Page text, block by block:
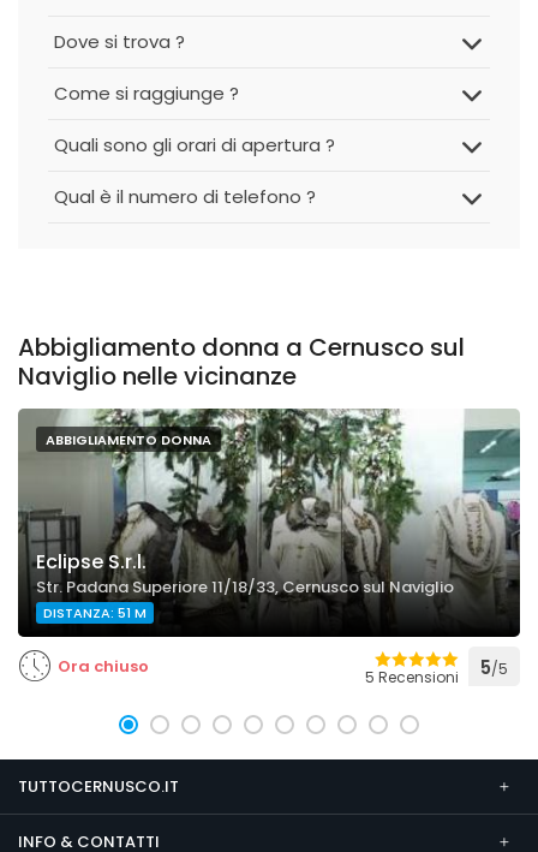
Dove si trova ?
Come si raggiunge ?
Quali sono gli orari di apertura ?
Qual è il numero di telefono ?
Abbigliamento donna a Cernusco sul
Naviglio nelle vicinanze
ABBIGLIAMENTO DONNA
Eclipse S.r.l.
Str. Padana Superiore 11/18/33, Cernusco sul Naviglio
DISTANZA: 51 M
Ora chiuso 5 Recensioni 5/5
TUTTOCERNUSCO.IT
INFO & CONTATTI